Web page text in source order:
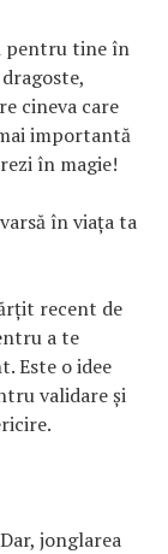
pentru tine în
cineva care
importantă
în magie!
în viața ta
recent de
a te
Este o idee
validare și
jonglarea